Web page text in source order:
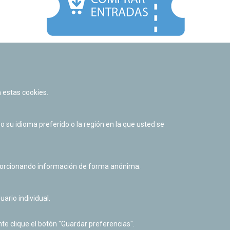
Política de cookies
Derecho de acceso a información pública
cookies.
su idioma preferido o la región en la que usted se
información de forma anónima.
individual.
clique el botón "Guardar preferencias".